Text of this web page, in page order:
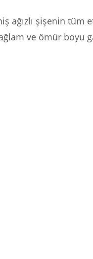
ağızlı şişenin tüm
ve ömür boyu